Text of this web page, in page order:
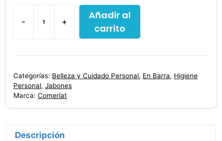
-
Jabon
En
Barra
Activado
+
Añadir al
carrito
Categorías: Belleza y Cuidado Personal, En Barra, Higiene
Personal, Jabones
Marca: Comerlat
Descripción